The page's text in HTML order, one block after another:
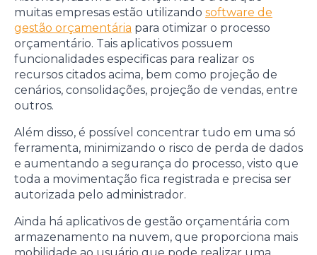
muitas empresas estão utilizando software de
gestão orçamentária para otimizar o processo
orçamentário. Tais aplicativos possuem
funcionalidades especificas para realizar os
recursos citados acima, bem como projeção de
cenários, consolidações, projeção de vendas, entre
outros.
Além disso, é possível concentrar tudo em uma só
ferramenta, minimizando o risco de perda de dados
e aumentando a segurança do processo, visto que
toda a movimentação fica registrada e precisa ser
autorizada pelo administrador.
Ainda há aplicativos de gestão orçamentária com
armazenamento na nuvem, que proporciona mais
mobilidade ao usuário que pode realizar uma